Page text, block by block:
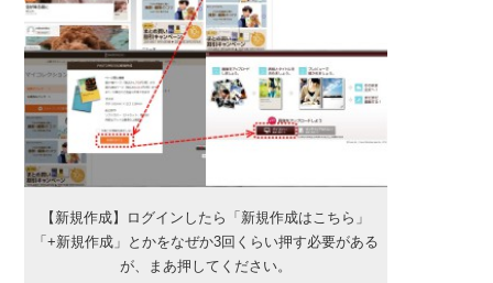
【新規作成】ログインしたら「新規作成はこちら」
「+新規作成」とかをなぜか3回くらい押す必要がある
が、まあ押してください。